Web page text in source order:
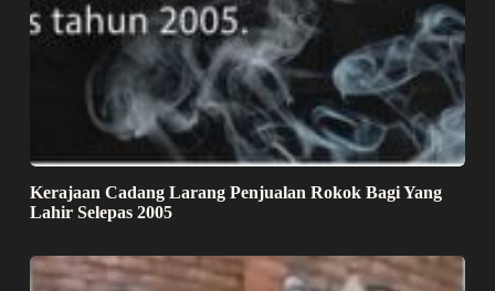
Kerajaan Cadang Larang Penjualan Rokok Bagi Yang
Lahir Selepas 2005